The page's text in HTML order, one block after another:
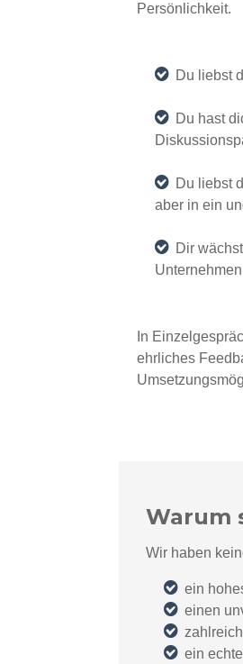
Persönlichkeit.
Du liebst
Du hast
Du liebst
aber in ein
Dir
In
ehrliches
Warum
Wir haben
ein
einen
ein